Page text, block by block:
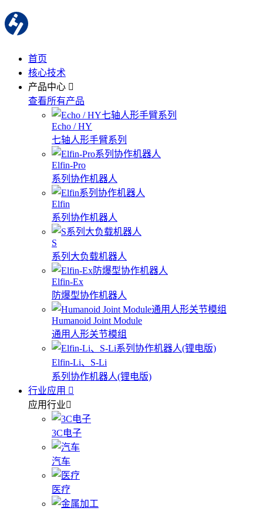
首页
核心技术
产品中心
查看所有产品
Echo / HY
七轴人形手臂系列
Elfin-Pro
系列协作机器人
Elfin
系列协作机器人
S
系列大负载机器人
Elfin-Ex
防爆型协作机器人
Humanoid Joint Module
通用人形关节模组
Elfin-Li、S-Li
系列协作机器人(锂电版)
行业应用
应用行业
3C电子
汽车
医疗